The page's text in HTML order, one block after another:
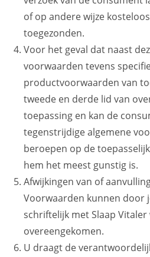
of op andere wijze
toegezonden.
Voor het geval dat naast
voorwaarden tevens
productvoorwaarden van
tweede en derde lid van
toepassing en kan de
tegenstrijdige algemene
beroepen op de
hem het meest gunstig is.
Afwijkingen van of
Voorwaarden kunnen door
schriftelijk met Slaap
overeengekomen.
U draagt de